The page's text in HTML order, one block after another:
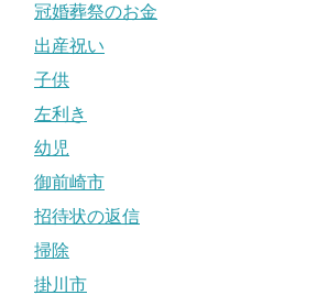
冠婚葬祭のお金
出産祝い
子供
左利き
幼児
御前崎市
招待状の返信
掃除
掛川市